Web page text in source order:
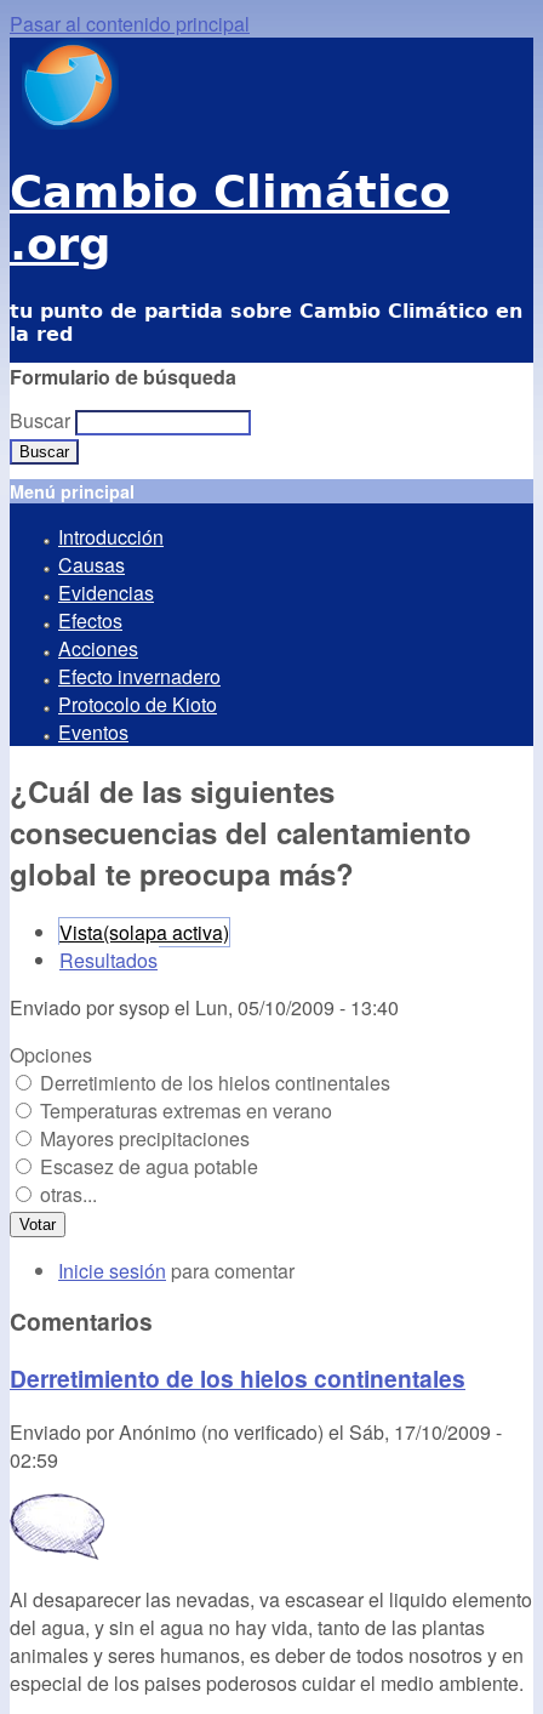
Pasar al contenido principal
Cambio Climático
.org
tu punto de partida sobre Cambio Climático en
la red
Formulario de búsqueda
Buscar
Menú principal
Introducción
Causas
Evidencias
Efectos
Acciones
Efecto invernadero
Protocolo de Kioto
Eventos
¿Cuál de las siguientes
consecuencias del calentamiento
global te preocupa más?
Vista(solapa activa)
Resultados
Enviado porsysopel Lun, 05/10/2009 - 13:40
Opciones
Derretimiento de los hielos continentales
Temperaturas extremas en verano
Mayores precipitaciones
Escasez de agua potable
otras...
Inicie sesión para comentar
Comentarios
Derretimiento de los hielos continentales
Enviado porAnónimo (no verificado) el Sáb, 17/10/2009 -
02:59
Al desaparecer las nevadas, va escasear el liquido elemento
del agua, y sin el agua no hay vida, tanto de las plantas
animales y seres humanos, es deber de todos nosotros y en
especial de los paises poderosos cuidar el medio ambiente.